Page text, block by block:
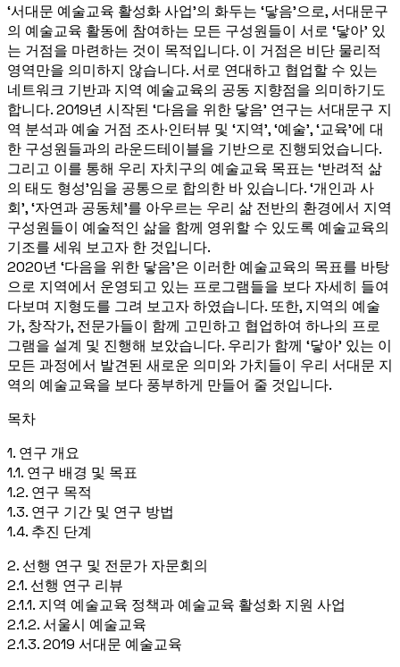
‘서대문 예술교육 활성화 사업’의 화두는 ‘닿음’으로, 서대문구
의 예술교육 활동에 참여하는 모든 구성원들이 서로 ‘닿아’ 있
는 거점을 마련하는 것이 목적입니다. 이 거점은 비단 물리적
영역만을 의미하지 않습니다. 서로 연대하고 협업할 수 있는
네트워크 기반과 지역 예술교육의 공동 지향점을 의미하기도
합니다. 2019년 시작된 ‘다음을 위한 닿음’ 연구는 서대문구 지
역 분석과 예술 거점 조사·인터뷰 및 ‘지역’, ‘예술’, ‘교육’에 대
한 구성원들과의 라운드테이블을 기반으로 진행되었습니다.
그리고 이를 통해 우리 자치구의 예술교육 목표는 ‘반려적 삶
의 태도 형성’임을 공통으로 합의한 바 있습니다. ‘개인과 사
회’, ‘자연과 공동체’를 아우르는 우리 삶 전반의 환경에서 지역
구성원들이 예술적인 삶을 함께 영위할 수 있도록 예술교육의
기조를 세워 보고자 한 것입니다.
2020년 ‘다음을 위한 닿음’은 이러한 예술교육의 목표를 바탕
으로 지역에서 운영되고 있는 프로그램들을 보다 자세히 들여
다보며 지형도를 그려 보고자 하였습니다. 또한, 지역의 예술
가, 창작가, 전문가들이 함께 고민하고 협업하여 하나의 프로
그램을 설계 및 진행해 보았습니다. 우리가 함께 ‘닿아’ 있는 이
모든 과정에서 발견된 새로운 의미와 가치들이 우리 서대문 지
역의 예술교육을 보다 풍부하게 만들어 줄 것입니다.
목차
1. 연구 개요
1.1. 연구 배경 및 목표
1.2. 연구 목적
1.3. 연구 기간 및 연구 방법
1.4. 추진 단계
2. 선행 연구 및 전문가 자문회의
2.1. 선행 연구 리뷰
2.1.1. 지역 예술교육 정책과 예술교육 활성화 지원 사업
2.1.2. 서울시 예술교육
2.1.3. 2019 서대문 예술교육